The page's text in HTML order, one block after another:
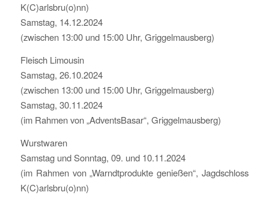
K(C)arlsbru(o)nn)
Samstag, 14.12.2024
(zwischen 13:00 und 15:00 Uhr, Griggelmausberg)
Fleisch Limousin
Samstag, 26.10.2024
(zwischen 13:00 und 15:00 Uhr, Griggelmausberg)
Samstag, 30.11.2024
(im Rahmen von „AdventsBasar“, Griggelmausberg)
Wurstwaren
Samstag und Sonntag, 09. und 10.11.2024
(im Rahmen von „Warndtprodukte genießen“, Jagdschloss
K(C)arlsbru(o)nn)